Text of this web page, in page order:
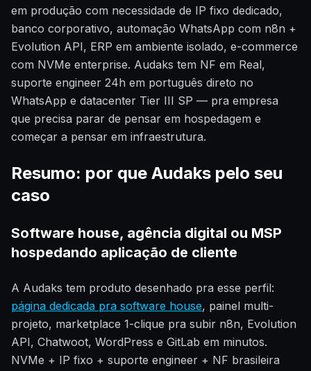
em produção com necessidade de IP fixo dedicado,
banco corporativo, automação WhatsApp com n8n +
Evolution API, ERP em ambiente isolado, e-commerce
com NVMe enterprise. Audaks tem NF em Real,
suporte engineer 24h em português direto no
WhatsApp e datacenter Tier III SP — pra empresa
que precisa parar de pensar em hospedagem e
começar a pensar em infraestrutura.
Resumo: por que Audaks pelo seu
caso
Software house, agência digital ou MSP
hospedando aplicação de cliente
A Audaks tem produto desenhado pra esse perfil:
página dedicada pra software house, painel multi-
projeto, marketplace 1-clique pra subir n8n, Evolution
API, Chatwoot, WordPress e GitLab em minutos.
NVMe + IP fixo + suporte engineer + NF brasileira